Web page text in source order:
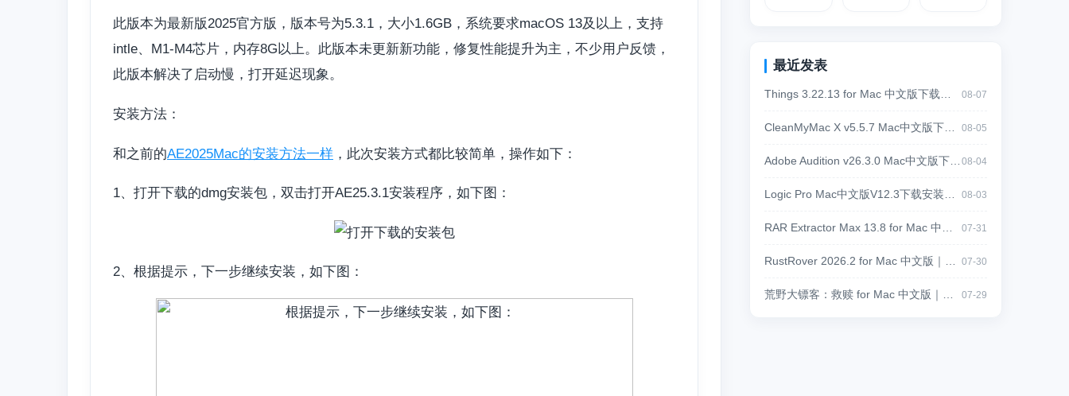
此版本为最新版2025官方版，版本号为5.3.1，大小1.6GB，系统要求macOS 13及以上，支持
intle、M1-M4芯片，内存8G以上。此版本未更新新功能，修复性能提升为主，不少用户反馈，
此版本解决了启动慢，打开延迟现象。
安装方法：
和之前的AE2025Mac的安装方法一样 ，此次安装方式都比较简单，操作如下：
1、打开下载的dmg安装包，双击打开AE25.3.1安装程序，如下图：
2、根据提示，下一步继续安装，如下图：
最近发表
08-07
08-05
08-04
08-03
07-31
07-30
07-29